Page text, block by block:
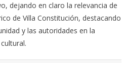
dejando en claro la relevancia de
de Villa Constitución, destacando
y las autoridades en la